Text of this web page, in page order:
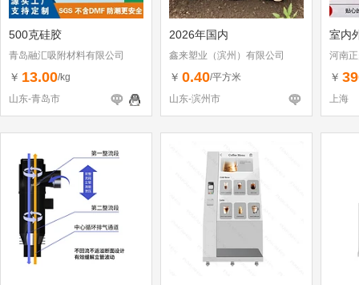
500克硅胶
青岛融汇吸附材料有限公司
￥ 13.00/kg
山东-青岛市
2026年国内
鑫来塑业（滨州）有限公司
￥ 0.40/平方米
山东-滨州市
室内
河南
￥
上海